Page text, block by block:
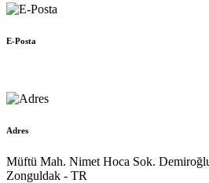
E-Posta
Adres
Müftü Mah. Nimet Hoca Sok.
Zonguldak - TR